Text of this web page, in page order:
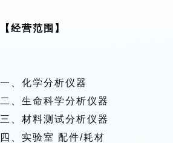
【经营范围】
一、化学分析仪器
二、生命科学分析仪器
三、材料测试分析仪器
四、实验室 配件/耗材